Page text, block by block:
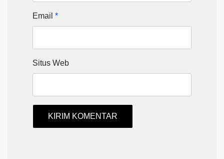
Email *
Situs Web